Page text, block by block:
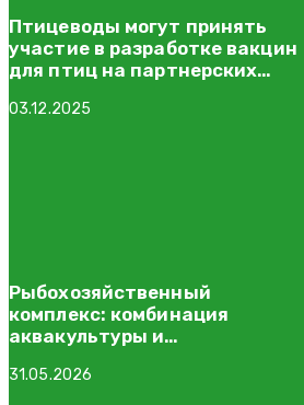
Птицеводы могут принять
участие в разработке вакцин
для птиц на партнерских
03.12.2025
Рыбохозяйственный
комплекс: комбинация
аквакультуры и
31.05.2026